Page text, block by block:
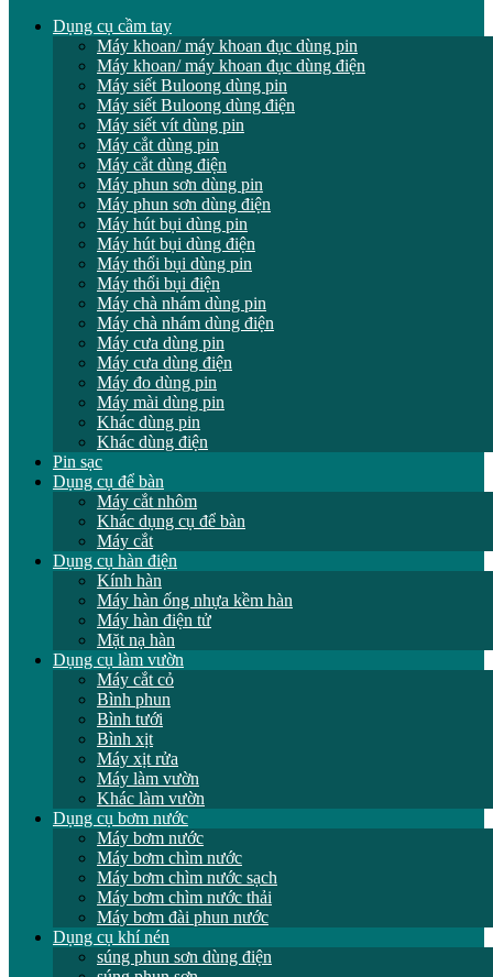
Dụng cụ cầm tay
Máy khoan/ máy khoan đục dùng pin
Máy khoan/ máy khoan đục dùng điện
Máy siết Buloong dùng pin
Máy siết Buloong dùng điện
Máy siết vít dùng pin
Máy cắt dùng pin
Máy cắt dùng điện
Máy phun sơn dùng pin
Máy phun sơn dùng điện
Máy hút bụi dùng pin
Máy hút bụi dùng điện
Máy thổi bụi dùng pin
Máy thổi bụi điện
Máy chà nhám dùng pin
Máy chà nhám dùng điện
Máy cưa dùng pin
Máy cưa dùng điện
Máy đo dùng pin
Máy mài dùng pin
Khác dùng pin
Khác dùng điện
Pin sạc
Dụng cụ để bàn
Máy cắt nhôm
Khác dụng cụ để bàn
Máy cắt
Dụng cụ hàn điện
Kính hàn
Máy hàn ống nhựa kềm hàn
Máy hàn điện tử
Mặt nạ hàn
Dụng cụ làm vườn
Máy cắt cỏ
Bình phun
Bình tưới
Bình xịt
Máy xịt rửa
Máy làm vườn
Khác làm vườn
Dụng cụ bơm nước
Máy bơm nước
Máy bơm chìm nước
Máy bơm chìm nước sạch
Máy bơm chìm nước thải
Máy bơm đài phun nước
Dụng cụ khí nén
súng phun sơn dùng điện